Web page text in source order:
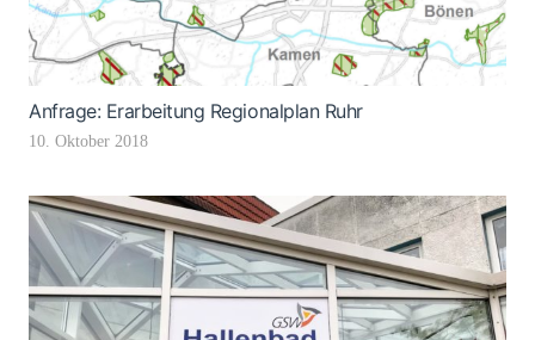
Anfrage: Erarbeitung Regionalplan Ruhr
10. Oktober 2018